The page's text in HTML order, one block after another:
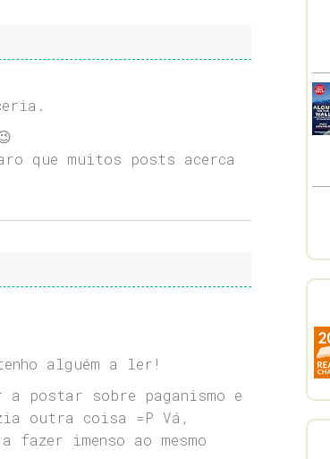
que muitos posts acerca
alguém a ler!
postar sobre paganismo e
outra coisa =P Vá,
fazer imenso ao mesmo